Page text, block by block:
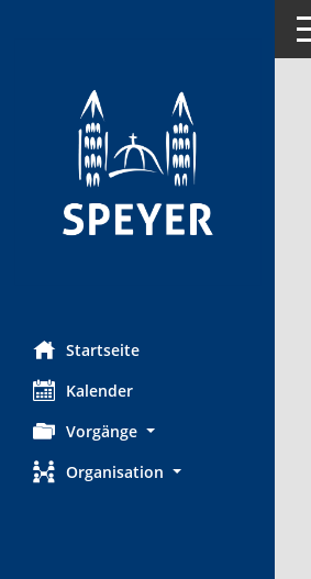
Startseite
Kalender
Vorgänge
Organisation